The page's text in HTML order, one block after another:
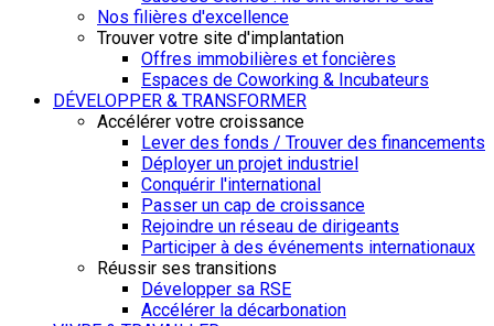
Nos filières d'excellence
Trouver votre site d'implantation
Offres immobilières et foncières
Espaces de Coworking & Incubateurs
DÉVELOPPER & TRANSFORMER
Accélérer votre croissance
Lever des fonds / Trouver des financements
Déployer un projet industriel
Conquérir l'international
Passer un cap de croissance
Rejoindre un réseau de dirigeants
Participer à des événements internationaux
Réussir ses transitions
Développer sa RSE
Accélérer la décarbonation